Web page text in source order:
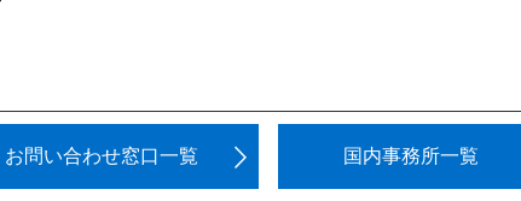
お問い合わせ窓口一覧 国内事務所一覧